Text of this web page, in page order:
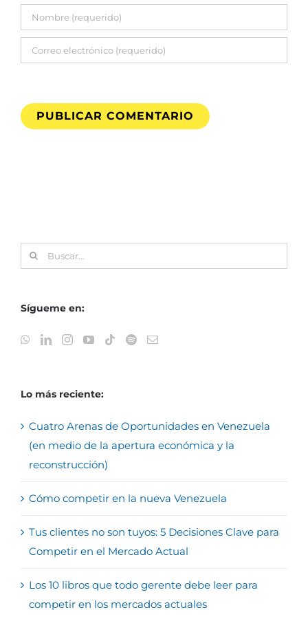
Buscar:
Sígueme en:
Lo más reciente:
Cuatro Arenas de Oportunidades en Venezuela
(en medio de la apertura económica y la
reconstrucción)
Cómo competir en la nueva Venezuela
Tus clientes no son tuyos: 5 Decisiones Clave para
Competir en el Mercado Actual
Los 10 libros que todo gerente debe leer para
competir en los mercados actuales